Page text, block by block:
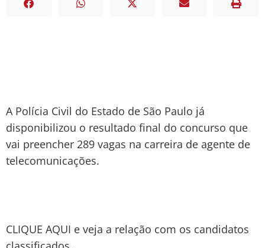
A Polícia Civil do Estado de São Paulo já
disponibilizou o resultado final do concurso que
vai preencher 289 vagas na carreira de agente de
telecomunicações.
CLIQUE AQUI e veja a relação com os candidatos